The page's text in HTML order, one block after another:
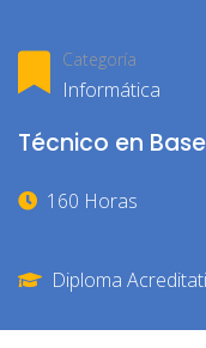
Categoría
Informática
Técnico en
160 Horas
Diploma